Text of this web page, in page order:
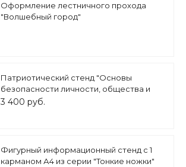
Оформление лестничного прохода
"Волшебный город"
Патриотический стенд "Основы
безопасности личности, общества и
государства" 1,15*0,8м арт. 5220
3 400 руб.
Фигурный информационный стенд с 1
карманом А4 из серии "Тонкие ножки"